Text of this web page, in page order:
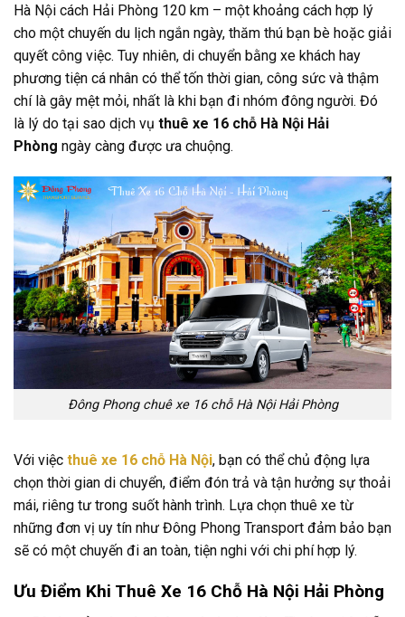
Hà Nội cách Hải Phòng 120 km – một khoảng cách hợp lý
cho một chuyến du lịch ngắn ngày, thăm thú bạn bè hoặc giải
quyết công việc. Tuy nhiên, di chuyển bằng xe khách hay
phương tiện cá nhân có thể tốn thời gian, công sức và thậm
chí là gây mệt mỏi, nhất là khi bạn đi nhóm đông người. Đó
là lý do tại sao dịch vụ thuê xe 16 chỗ Hà Nội Hải
Phòng ngày càng được ưa chuộng.
Đông Phong chuê xe 16 chỗ Hà Nội Hải Phòng
Với việc thuê xe 16 chỗ Hà Nội, bạn có thể chủ động lựa
chọn thời gian di chuyển, điểm đón trả và tận hưởng sự thoải
mái, riêng tư trong suốt hành trình. Lựa chọn thuê xe từ
những đơn vị uy tín như Đông Phong Transport đảm bảo bạn
sẽ có một chuyến đi an toàn, tiện nghi với chi phí hợp lý.
Ưu Điểm Khi Thuê Xe 16 Chỗ Hà Nội Hải Phòng